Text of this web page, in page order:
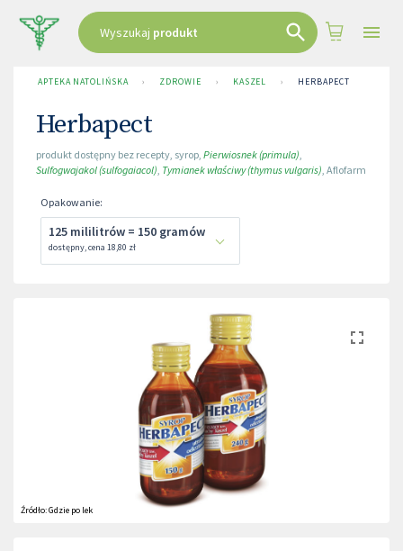
Wyszukaj produkt
APTEKA NATOLIŃSKA › ZDROWIE › KASZEL › HERBAPECT
Herbapect
produkt dostępny bez recepty, syrop, Pierwiosnek (primula),
Sulfogwajakol (sulfogaiacol), Tymianek właściwy (thymus vulgaris), Aflofarm
Opakowanie:
125 mililitrów = 150 gramów
dostępny,cena 18,80 zł
Źródło:Gdzie po lek